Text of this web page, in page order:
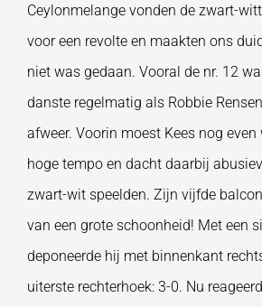
Ceylonmelange vonden de zwart-
voor een revolte en maakten ons
niet was gedaan. Vooral de nr. 12
danste regelmatig als Robbie
afweer. Voorin moest Kees nog
hoge tempo en dacht daarbij
zwart-wit speelden. Zijn vijfde
van een grote schoonheid! Met een
deponeerde hij met binnenkant
uiterste rechterhoek: 3-0. Nu